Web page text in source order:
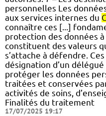
personnelles Les
aux services internes du
connaître ces [...]
protection des données
constituent des valeurs
s’attache à défendre.
désignation d’un
protéger les données
traitées et conservées
activités de soins,
Finalités du traitement
17/07/2025 19:17